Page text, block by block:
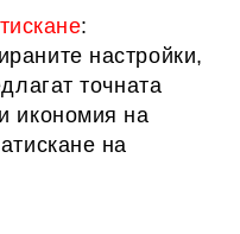
:
настройки,
точната
икономия на
на